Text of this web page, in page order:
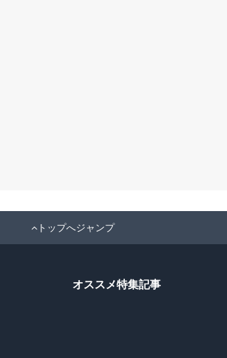
トップへジャンプ
オススメ特集記事